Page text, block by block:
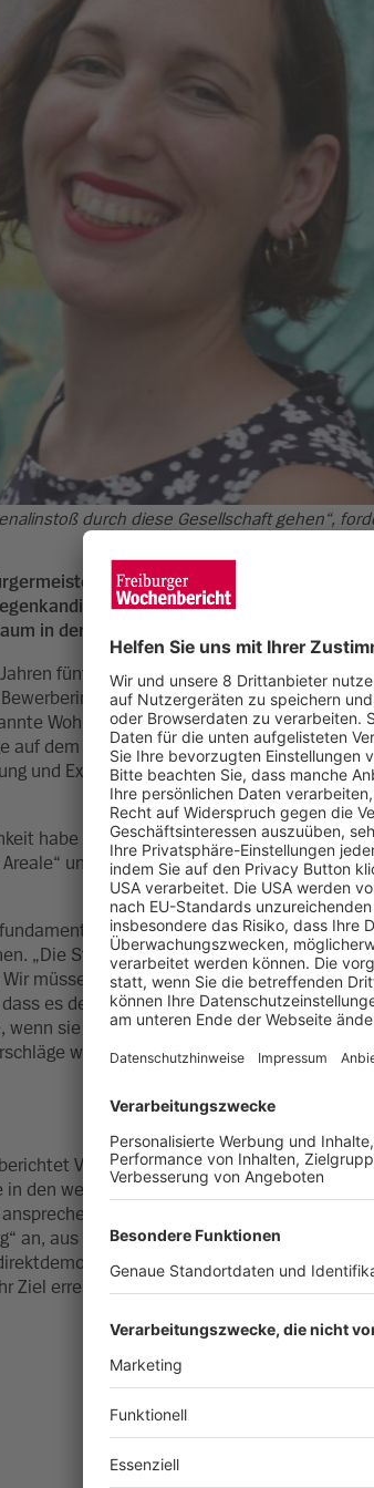
durch diese Gesellschaft gehen“,
in Freiburg an. Dass
aus der Deckung: Valerie
in der Schwarzwaldhauptstadt um.
fünf Mal in Freiburg umziehen und
Vielen gehe es ähnlich. „Als
Wohnraumlage. Das muss sich
auf dem Freiburger Wohnungsmarkt zu
und Experten der Wohnpolitik radikale
habe sie auf ihrer Internetseite (
und eine 80-Prozent-Quote für
Reset“. Auch, um andere
„Die Stadt hat messbar eine großartige
müssen ergänzend auch das soziale
es den Freiburgern seelisch und
wenn sie einen Kreis stillender Mütter direkt
wirklich sinnvoll wären, gäbe es viel
Valerie Schult, dass sie derzeit
den weniger konsumorientierten,
wolle. Sie verstehe ihren
an, aus der vielleicht auch ein Verein oder
Adrenalinstoß durch
Ziel erreicht, und zwar „egal ob ich gewinne